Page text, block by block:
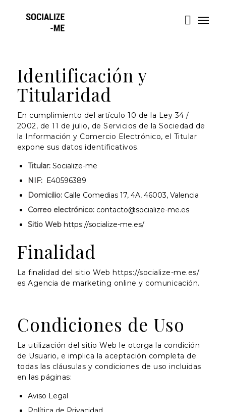
Identificación y
Titularidad
En cumplimiento del artículo 10 de la Ley 34 /
2002, de 11 de julio, de Servicios de la Sociedad de
la Información y Comercio Electrónico, el Titular
expone sus datos identificativos.
Titular: Socialize-me
NIF:E40596389
Domicilio:Calle Comedias 17, 4A, 46003, Valencia
Correo electrónico: contacto@socialize-me.es
Sitio Webhttps://socialize-me.es/
Finalidad
La finalidad del sitio Web https://socialize-me.es/
es Agencia de marketing online y comunicación.
Condiciones de Uso
La utilización del sitio Web le otorga la condición
de Usuario, e implica la aceptación completa de
todas las cláusulas y condiciones de uso incluidas
en las páginas:
Aviso Legal